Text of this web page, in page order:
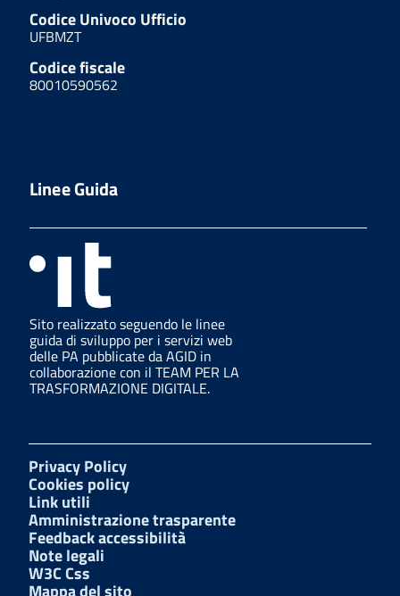
Codice Univoco Ufficio
UFBMZT
Codice fiscale
80010590562
Linee Guida
Sito realizzato seguendo le linee
guida di sviluppo per i servizi web
delle PA pubblicate da AGID in
collaborazione con il TEAM PER LA
TRASFORMAZIONE DIGITALE.
Privacy Policy
Cookies policy
Link utili
Amministrazione trasparente
Feedback accessibilità
Note legali
W3C Css
Mappa del sito